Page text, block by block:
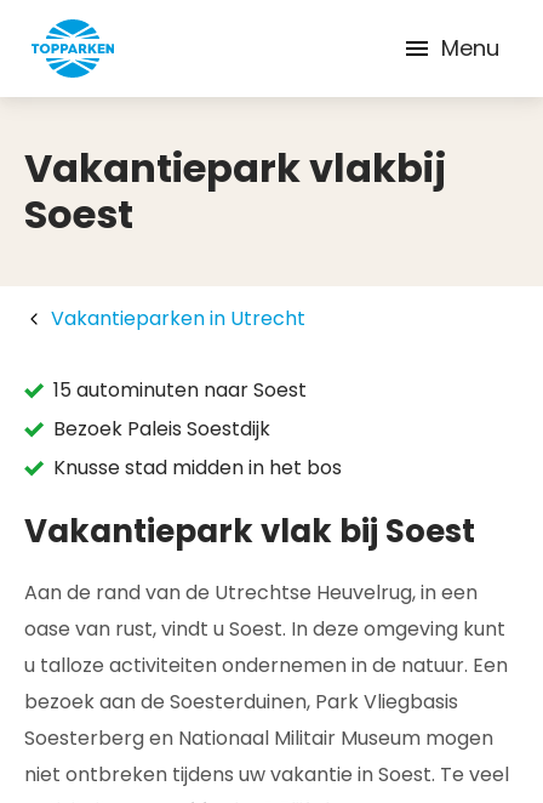
Menu
Vakantiepark vlakbij
Soest
Vakantieparken in Utrecht
15 autominuten naar Soest
Bezoek Paleis Soestdijk
Knusse stad midden in het bos
Vakantiepark vlak bij Soest
Aan de rand van de Utrechtse Heuvelrug, in een
oase van rust, vindt u Soest. In deze omgeving kunt
u talloze activiteiten ondernemen in de natuur. Een
bezoek aan de Soesterduinen, Park Vliegbasis
Soesterberg en Nationaal Militair Museum mogen
niet ontbreken tijdens uw vakantie in Soest. Te veel